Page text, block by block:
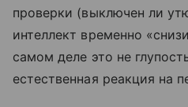
проверки (выключен ли
интеллект временно
самом деле это не
естественная реакция на